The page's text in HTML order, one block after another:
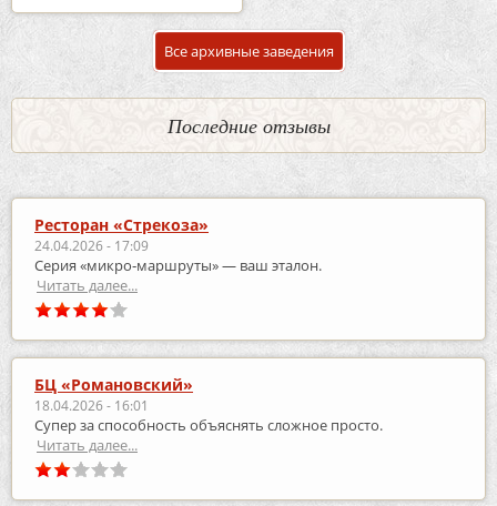
Все архивные заведения
Последние отзывы
Ресторан «Стрекоза»
24.04.2026 - 17:09
Серия «микро‑маршруты» — ваш эталон.
Читать далее...
БЦ «Романовский»
18.04.2026 - 16:01
Супер за способность объяснять сложное просто.
Читать далее...